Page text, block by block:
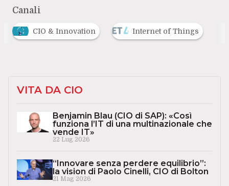
Canali
CIO & Innovation Internet of Things
VITA DA CIO
Benjamin Blau (CIO di SAP): «Così
funziona l’IT di una multinazionale che
vende IT»
22 Lug 2026
“Innovare senza perdere equilibrio”:
la vision di Paolo Cinelli, CIO di Bolton
21 Mag 2026